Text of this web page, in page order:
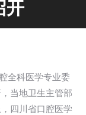
开
全科医学专业委
当地卫生主管部
四川省口腔医学